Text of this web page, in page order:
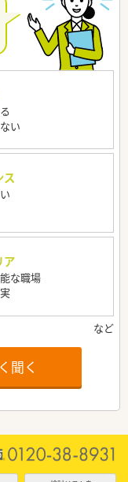
い
ス
ア
な職場
聞く